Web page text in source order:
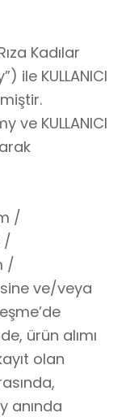
Kadılar
ile KULLANICI
ve KULLANICI
/
/
/
ve/veya
ürün alımı
olan
anında